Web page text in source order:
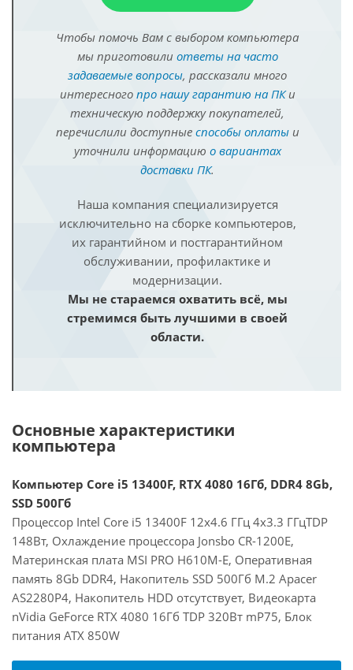
Чтобы помочь Вам с выбором компьютера
мы приготовили ответы на часто
задаваемые вопросы, рассказали много
интересного про нашу гарантию на ПКи
техническую поддержку покупателей,
перечислили доступные способы оплатыи
уточнили информацию о вариантах
доставки ПК.
Наша компания специализируется
исключительно на сборке компьютеров,
их гарантийном и постгарантийном
обслуживании, профилактике и
модернизации.
Мы не стараемся охватить всё, мы
стремимся быть лучшими в своей
области.
Основные характеристики
компьютера
Компьютер Core i5 13400F, RTX 4080 16Гб, DDR4 8Gb,
SSD 500Гб
Процессор Intel Core i5 13400F 12x4.6 ГГц 4x3.3 ГГцTDP
148Вт, Охлаждение процессора Jonsbo CR-1200E,
Материнская плата MSI PRO H610M-E, Оперативная
память 8Gb DDR4, Накопитель SSD 500Гб M.2 Apacer
AS2280P4, Накопитель HDD отсутствует, Видеокарта
nVidia GeForce RTX 4080 16Гб TDP 320Вт mP75, Блок
питания ATX 850W